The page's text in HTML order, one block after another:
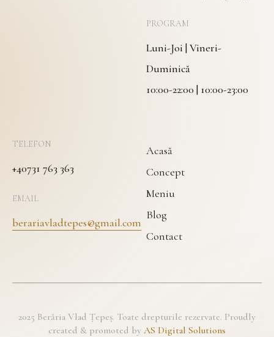
PROGRAM
Luni-Joi | Vineri-
Duminică
10:00-22:00 | 10:00-23:00
TELEFON
+40731 763 363
EMAIL
berariavladtepes@gmail.com
Acasă
Concept
Meniu
Blog
Contact
2025 Berăria Vlad Țepeș. Toate drepturile rezervate. Proudly
created & promoted by AS Digital Solutions